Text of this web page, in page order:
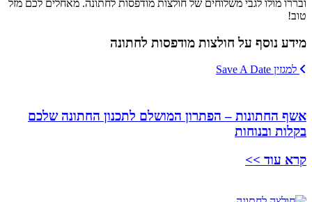
ובררו מולו לגבי משלוחים של חולצות מודפסות לחתונה. מאחלים לכם מזל
טוב!
מידע נוסף על חולצות מודפסות לחתונה
למגזין Save A Date
אשף החתונות – הפתרון המושלם לתכנון החתונה שלכם
בקלות ובנוחות
קרא עוד >>